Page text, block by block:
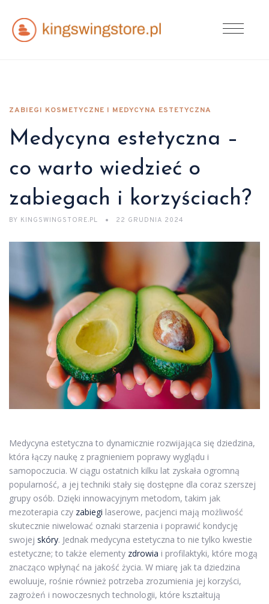
ZABIEGI KOSMETYCZNE I MEDYCYNA ESTETYCZNA
Medycyna estetyczna –
co warto wiedzieć o
zabiegach i korzyściach?
BY KINGSWINGSTORE.PL 22 GRUDNIA 2024
Medycyna estetyczna to dynamicznie rozwijająca się dziedzina,
która łączy naukę z pragnieniem poprawy wyglądu i
samopoczucia. W ciągu ostatnich kilku lat zyskała ogromną
popularność, a jej techniki stały się dostępne dla coraz szerszej
grupy osób. Dzięki innowacyjnym metodom, takim jak
mezoterapia czy zabiegi laserowe, pacjenci mają możliwość
skutecznie niwelować oznaki starzenia i poprawić kondycję
swojej skóry. Jednak medycyna estetyczna to nie tylko kwestie
estetyczne; to także elementy zdrowia i profilaktyki, które mogą
znacząco wpłynąć na jakość życia. W miarę jak ta dziedzina
ewoluuje, rośnie również potrzeba zrozumienia jej korzyści,
zagrożeń i nowoczesnych technologii, które kształtują